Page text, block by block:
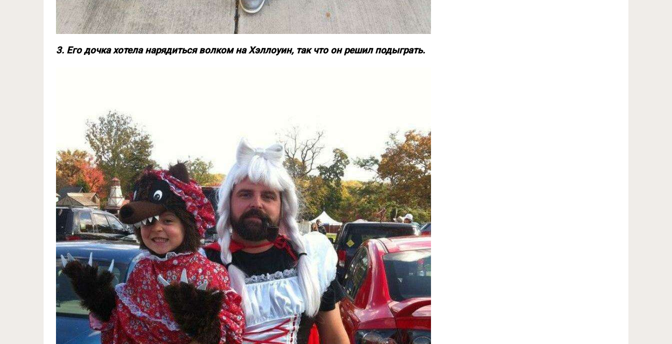
3. Его дочка хотела нарядиться волком на Хэллоуин, так что он решил подыграть.